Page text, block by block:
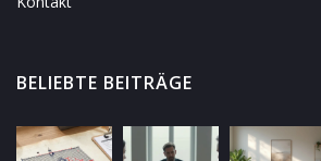
BELIEBTE BEITRÄGE